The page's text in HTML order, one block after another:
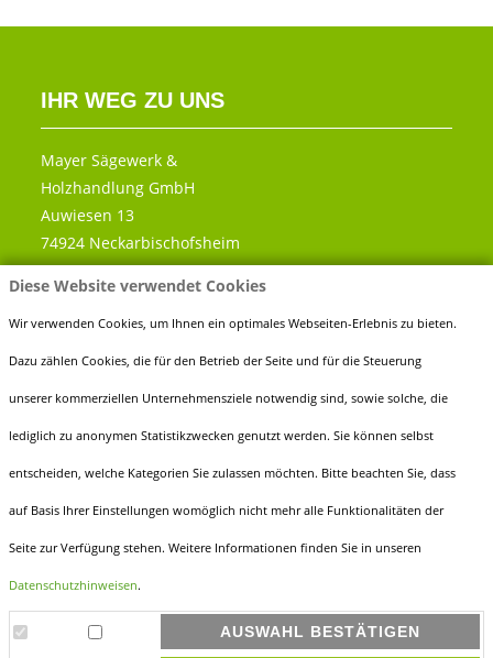
Diese Website verwendet Cookies
Wir verwenden Cookies, um Ihnen ein optimales Webseiten-Erlebnis zu bieten.
Dazu zählen Cookies, die für den Betrieb der Seite und für die Steuerung
unserer kommerziellen Unternehmensziele notwendig sind, sowie solche, die
lediglich zu anonymen Statistikzwecken genutzt werden. Sie können selbst
entscheiden, welche Kategorien Sie zulassen möchten. Bitte beachten Sie, dass
auf Basis Ihrer Einstellungen womöglich nicht mehr alle Funktionalitäten der
Seite zur Verfügung stehen. Weitere Informationen finden Sie in unseren
Datenschutzhinweisen.
AUSWAHL BESTÄTIGEN
IHR WEG ZU UNS
Mayer Sägewerk &
Holzhandlung GmbH
Auwiesen 13
74924 Neckarbischofsheim
Telefon:0 72 63 - 91 89 60
Fax:0 72 63 - 91 89 666
E-Mail:info@holz-mayer.de
ÖFFNUNGSZEITEN
Montag bis Freitag
13.00 - 17.00 Uhr